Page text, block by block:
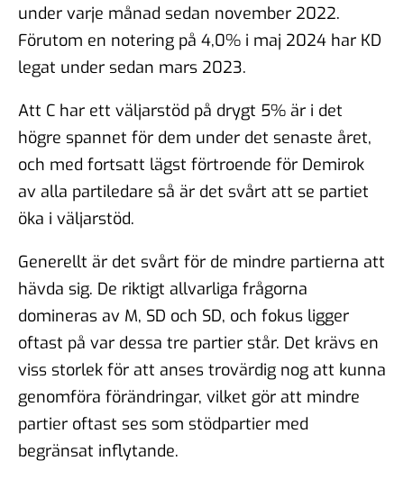
under varje månad sedan november 2022.
Förutom en notering på 4,0% i maj 2024 har KD
legat under sedan mars 2023.
Att C har ett väljarstöd på drygt 5% är i det
högre spannet för dem under det senaste året,
och med fortsatt lägst förtroende för Demirok
av alla partiledare så är det svårt att se partiet
öka i väljarstöd.
Generellt är det svårt för de mindre partierna att
hävda sig. De riktigt allvarliga frågorna
domineras av M, SD och SD, och fokus ligger
oftast på var dessa tre partier står. Det krävs en
viss storlek för att anses trovärdig nog att kunna
genomföra förändringar, vilket gör att mindre
partier oftast ses som stödpartier med
begränsat inflytande.